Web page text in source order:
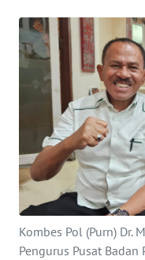
Kombes Pol (Purn) Dr.
Pengurus Pusat
SAINS-TEKNO
KESEHATAN
INTERNASIONAL
SERBA-SERBI
PENDIDIKAN
OLAHRAGA